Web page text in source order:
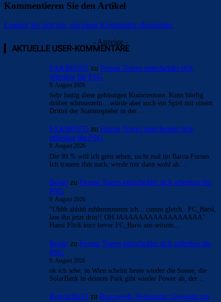
Kommentieren Sie den Artikel
Loggen Sie sich ein, um einen Kommentar abzugeben
- Anzeige -
AKTUELLE USER-KOMMENTARE
FAK881955 zu Ferran Torres entscheidet sich
offenbar für PSG
9. August 2026
Sehr lustig diese gehässigen Kommentare. Kann häufig
drüber schmunzeln....würde aber auch ein Spiel mit einem
Drittel der Stammspieler in der…
FAK881955 zu Ferran Torres entscheidet sich
offenbar für PSG
9. August 2026
Die 99 % will ich gern sehen, nicht mal im Barca-Forum.
Ich trauere ihm nach, werde mir dann wohl ab…
Bojan zu Ferran Torres entscheidet sich offenbar für
PSG
9. August 2026
"Uhhh ahhhh mhhmmmmm ich... cumm gleich.. FC_Barsi,
lass ihn jetzt drin!! OH JAAAAAAAAAAAAAAAAA"
Hansi Flick kurz bevor FC_Barsi aus seinem…
Bojan zu Ferran Torres entscheidet sich offenbar für
PSG
9. August 2026
ok ich sehe, in Wien scheint heute wieder die Sonne, die
SolarBank in deinem Park gibt wieder Power ab, der…
Rowaellis33 zu Barçawelt–Verlosung: Gewinnt ein